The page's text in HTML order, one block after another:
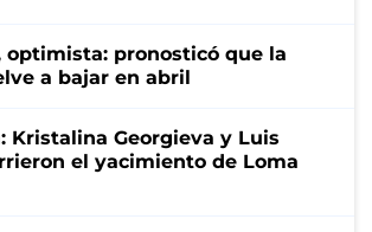
optimista: pronosticó que la
a bajar en abril
Kristalina Georgieva y Luis
el yacimiento de Loma